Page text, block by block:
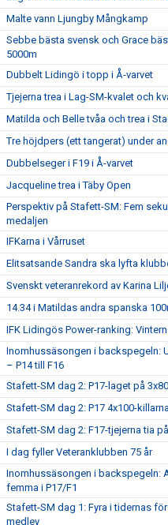
Malte vann Ljungby Mångkamp
Sebbe bästa svensk och Grace
5000m
Dubbelt Lidingö i topp i Å-varvet
Tjejerna trea i Lag-SM-kvalet och
Matilda och Belle tvåa och trea i
Tre höjdpers (ett tangerat) under
Dubbelseger i F19 i Å-varvet
Jacqueline trea i Täby Open
Perspektiv på Stafett-SM: Fem
medaljen
IFKarna i Vårruset
Elitsatsande Sandra ska lyfta
Svenskt veteranrekord av Karina
14.34 i Matildas andra spanska
IFK Lidingös Power-ranking:
Inomhussäsongen i backspegeln:
– P14 till F16
Stafett-SM dag 2: P17-laget på
Stafett-SM dag 2: P17 4x100-
Stafett-SM dag 2: F17-tjejerna tia
I dag fyller Veteranklubben 75 år
Inomhussäsongen i backspegeln:
femma i P17/F1
Stafett-SM dag 1: Fyra i tidernas
medley